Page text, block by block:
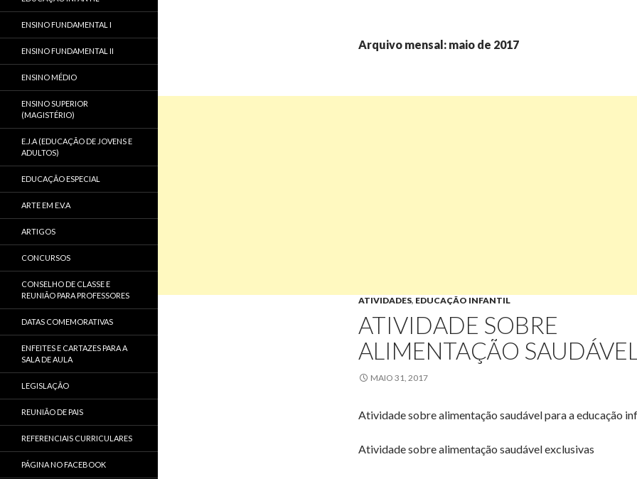
Arquivo mensal: maio de 2017
ATIVIDADES, EDUCAÇÃO INFANTIL
ATIVIDADE SOBRE
ALIMENTAÇÃO
MAIO 31, 2017
Atividade sobre alimentação saudável para a educação
Atividade sobre alimentação saudável exclusivas
ENSINO FUNDAMENTAL I
ENSINO FUNDAMENTAL II
ENSINO MÉDIO
ENSINO SUPERIOR
(MAGISTÉRIO)
E.J.A (EDUCAÇÃO DE JOVENS E
ADULTOS)
EDUCAÇÃO ESPECIAL
ARTE EM E.V.A
ARTIGOS
CONCURSOS
CONSELHO DE CLASSE E
REUNIÃO PARA PROFESSORES
DATAS COMEMORATIVAS
ENFEITES E CARTAZES PARA A
SALA DE AULA
LEGISLAÇÃO
REUNIÃO DE PAIS
REFERENCIAIS CURRICULARES
PÁGINA NO FACEBOOK